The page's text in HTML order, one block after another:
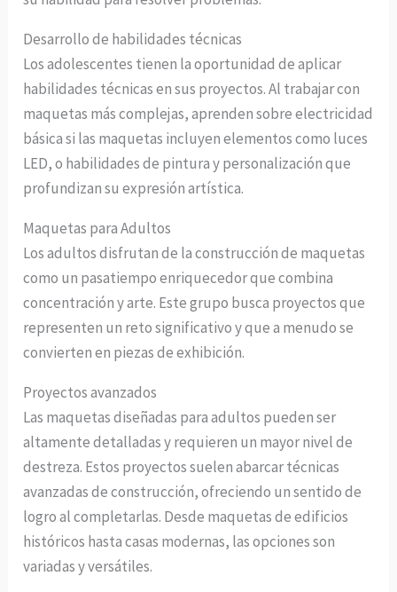
Desarrollo de habilidades técnicas
Los adolescentes tienen la oportunidad de aplicar
habilidades técnicas en sus proyectos. Al trabajar con
maquetas más complejas, aprenden sobre electricidad
básica si las maquetas incluyen elementos como luces
LED, o habilidades de pintura y personalización que
profundizan su expresión artística.
Maquetas para Adultos
Los adultos disfrutan de la construcción de maquetas
como un pasatiempo enriquecedor que combina
concentración y arte. Este grupo busca proyectos que
representen un reto significativo y que a menudo se
convierten en piezas de exhibición.
Proyectos avanzados
Las maquetas diseñadas para adultos pueden ser
altamente detalladas y requieren un mayor nivel de
destreza. Estos proyectos suelen abarcar técnicas
avanzadas de construcción, ofreciendo un sentido de
logro al completarlas. Desde maquetas de edificios
históricos hasta casas modernas, las opciones son
variadas y versátiles.